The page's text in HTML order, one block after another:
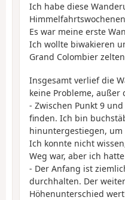
Ich habe diese
Es war meine erste
Ich wollte biwakieren
Grand Colombier
Insgesamt verlief die
keine Probleme, außer
- Zwischen Punkt 9
finden. Ich bin
hinuntergestiegen, um
Ich konnte nicht
Weg war, aber ich
- Der Anfang ist
durchhalten. Der
Höhenunterschied